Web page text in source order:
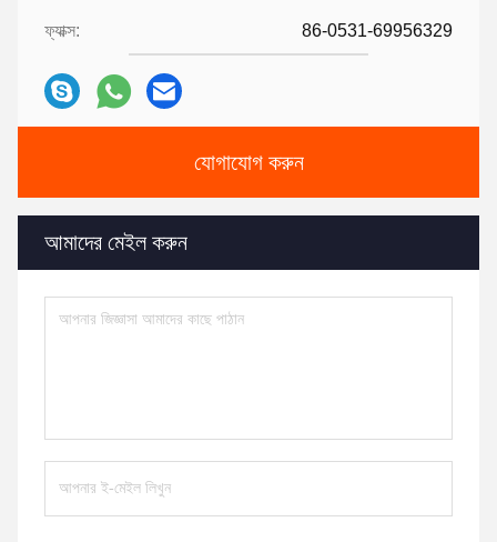
ফ্যাক্স: 86-0531-69956329
যোগাযোগ করুন
আমাদের মেইল ​​করুন